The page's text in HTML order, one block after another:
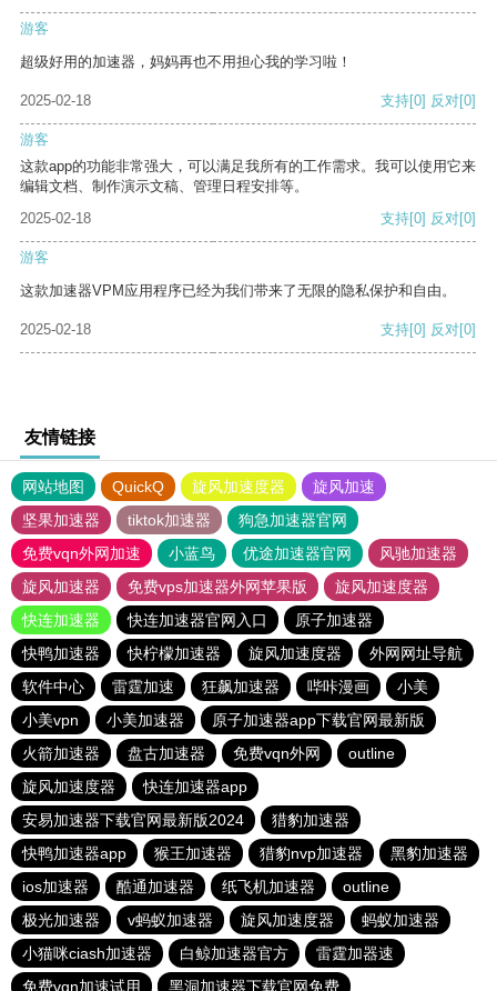
游客
超级好用的加速器，妈妈再也不用担心我的学习啦！
2025-02-18 支持[0] 反对[0]
游客
这款app的功能非常强大，可以满足我所有的工作需求。我可以使用它来
编辑文档、制作演示文稿、管理日程安排等。
2025-02-18
支持[0] 反对[0]
游客
这款加速器VPM应用程序已经为我们带来了无限的隐私保护和自由。
2025-02-18 支持[0] 反对[0]
友情链接
网站地图 QuickQ 旋风加速度器
旋风加速
坚果加速器
tiktok加速器
狗急加速器官网
免费vqn外网加速
小蓝鸟 优途加速器官网
风驰加速器
旋风加速器
免费vps加速器外网苹果版
旋风加速度器
快连加速器
快连加速器官网入口
原子加速器
快鸭加速器
快柠檬加速器 旋风加速度器
外网网址导航
软件中心
雷霆加速 狂飙加速器 哔咔漫画
小美
小美vpn
小美加速器
原子加速器app下载官网最新版
火箭加速器
盘古加速器 免费vqn外网
outline
旋风加速度器
快连加速器app
安易加速器下载官网最新版2024
猎豹加速器
快鸭加速器app
猴王加速器 猎豹nvp加速器
黑豹加速器
ios加速器
酷通加速器 纸飞机加速器
outline
极光加速器
v蚂蚁加速器 旋风加速度器
蚂蚁加速器
小猫咪ciash加速器
白鲸加速器官方
雷霆加器速
免费vqn加速试用
黑洞加速器下载官网免费